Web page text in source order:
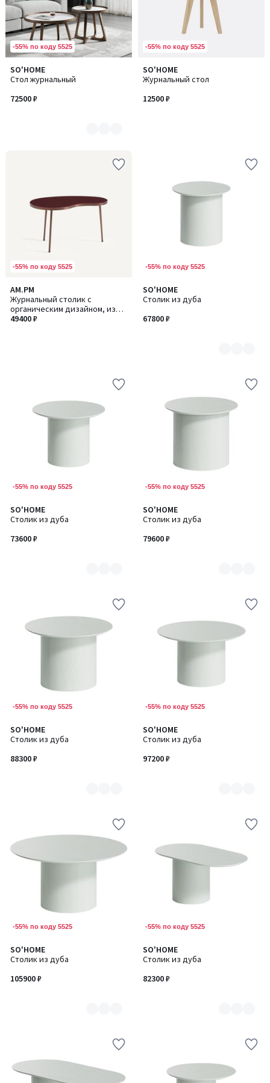
-55% по коду 5525
SO'HOME
Стол журнальный
72500 ₽
Количество
цветов:
2
-55% по коду 5525
SO'HOME
Журнальный стол
12500 ₽
-55% по коду 5525
AM.PM
Журнальный столик с
органическим дизайном, из
стали и столешницей из
49400 ₽
-55% по коду 5525
SO'HOME
Столик из дуба
67800 ₽
Количество
цветов:
7
-55% по коду 5525
SO'HOME
Столик из дуба
73600 ₽
Количество
цветов:
7
-55% по коду 5525
SO'HOME
Столик из дуба
79600 ₽
Количество
цветов:
7
-55% по коду 5525
SO'HOME
Столик из дуба
88300 ₽
Количество
цветов:
7
-55% по коду 5525
SO'HOME
Столик из дуба
97200 ₽
Количество
цветов:
7
-55% по коду 5525
SO'HOME
Столик из дуба
105900 ₽
Количество
цветов:
7
-55% по коду 5525
SO'HOME
Столик из дуба
82300 ₽
Количество
цветов:
7